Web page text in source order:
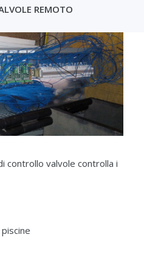
REMOTO
controllo valvole controlla i